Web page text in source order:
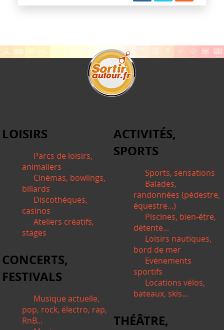
LOISIRS
Parcs de loisirs,
animaliers
Cinémas, bowlings,
billards
Discothèques,
casinos
Ateliers créatifs,
stages
ACTIVITÉS,
SPORTS
Sports, sensations
Balades,
randonnées (pédestre,
équestre...)
Piscines, bien-être,
détente...
Loisirs nautiques,
bord de mer
Evénements
sportifs
Locations vélos,
bateaux, skis...
CONCERTS,
FESTIVALS
Musique actuelle,
pop, rock, électro, rap,
RnB...
THÉÂTRE,